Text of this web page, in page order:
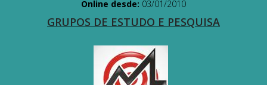
Online desde: 03/01/2010
GRUPOS DE ESTUDO E PESQUISA